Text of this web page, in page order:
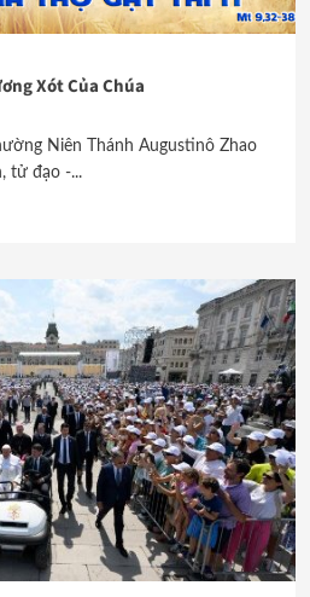
Xót Của Chúa
Niên Thánh Augustinô Zhao
tử đạo -...